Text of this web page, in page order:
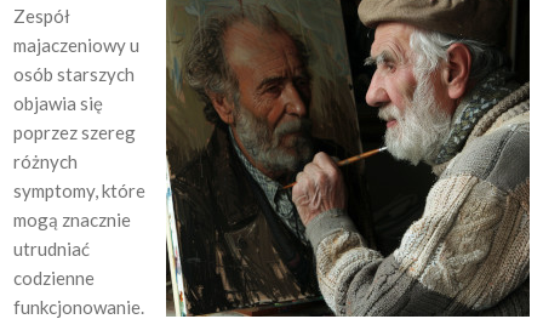
Zespół
majaczeniowy u
osób starszych
objawia się
poprzez szereg
różnych
symptomy, które
mogą znacznie
utrudniać
codzienne
funkcjonowanie.